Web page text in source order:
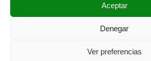
Aceptar
Denegar
Ver preferencias
POLITICA DE PRIVACIDAD